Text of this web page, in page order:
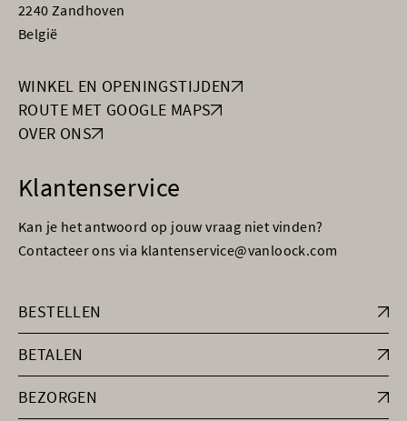
2240 Zandhoven
België
WINKEL EN OPENINGSTIJDEN
ROUTE MET GOOGLE MAPS
OVER ONS
Klantenservice
Kan je het antwoord op jouw vraag niet vinden?
Contacteer ons via klantenservice@vanloock.com
BESTELLEN
BETALEN
BEZORGEN